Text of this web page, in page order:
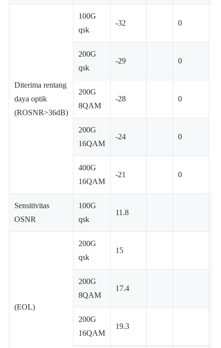
Diterima rentang
daya optik
(ROSNR>36dB)
100G
qsk
-32 0
200G
qsk
-29 0
200G
8QAM
-28 0
200G
16QAM
-24 0
400G
16QAM
-21 0
Sensitivitas
OSNR
100G
qsk
11.8
(EOL)
200G
qsk
15
200G
8QAM
17.4
200G
16QAM
19.3